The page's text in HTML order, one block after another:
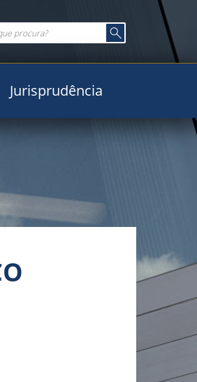
Jurisprudência